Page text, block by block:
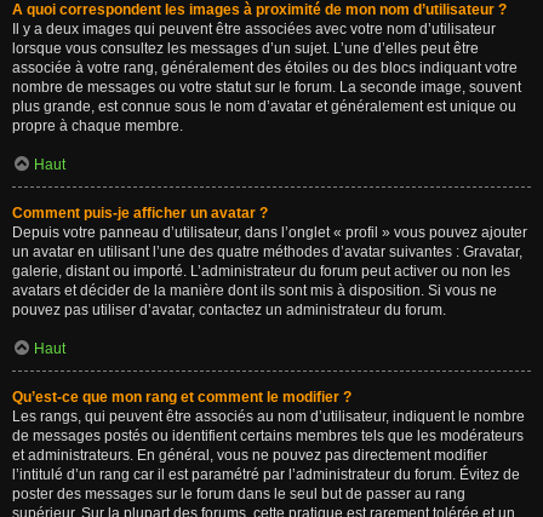
A quoi correspondent les images à proximité de mon nom d’utilisateur ?
Il y a deux images qui peuvent être associées avec votre nom d’utilisateur
lorsque vous consultez les messages d’un sujet. L’une d’elles peut être
associée à votre rang, généralement des étoiles ou des blocs indiquant votre
nombre de messages ou votre statut sur le forum. La seconde image, souvent
plus grande, est connue sous le nom d’avatar et généralement est unique ou
propre à chaque membre.
Haut
Comment puis-je afficher un avatar ?
Depuis votre panneau d’utilisateur, dans l’onglet « profil » vous pouvez ajouter
un avatar en utilisant l’une des quatre méthodes d’avatar suivantes : Gravatar,
galerie, distant ou importé. L’administrateur du forum peut activer ou non les
avatars et décider de la manière dont ils sont mis à disposition. Si vous ne
pouvez pas utiliser d’avatar, contactez un administrateur du forum.
Haut
Qu’est-ce que mon rang et comment le modifier ?
Les rangs, qui peuvent être associés au nom d’utilisateur, indiquent le nombre
de messages postés ou identifient certains membres tels que les modérateurs
et administrateurs. En général, vous ne pouvez pas directement modifier
l’intitulé d’un rang car il est paramétré par l’administrateur du forum. Évitez de
poster des messages sur le forum dans le seul but de passer au rang
supérieur. Sur la plupart des forums, cette pratique est rarement tolérée et un